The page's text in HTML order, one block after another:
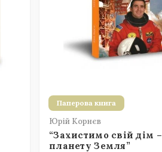
Паперова книга
Юрій Корнєв
“Захистимо свій дім –
планету Земля”